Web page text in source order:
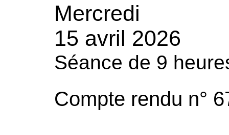
Mercredi
15 avril 2026
Séance de 9
Compte rendu n°